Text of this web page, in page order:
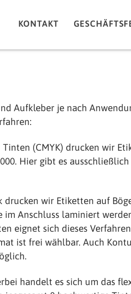
KONTAKT
Aufkleber je nach
Tinten (CMYK) drucken wir
Hier gibt es
drucken wir Etiketten auf
im Anschluss laminiert
eignet sich dieses
ist frei wählbar. Auch
handelt es sich um das